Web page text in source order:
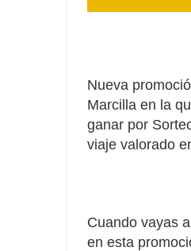
Nueva
Marcilla en la
ganar por
viaje valorado
Cuando vayas
en esta